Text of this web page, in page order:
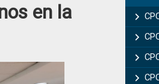
en la